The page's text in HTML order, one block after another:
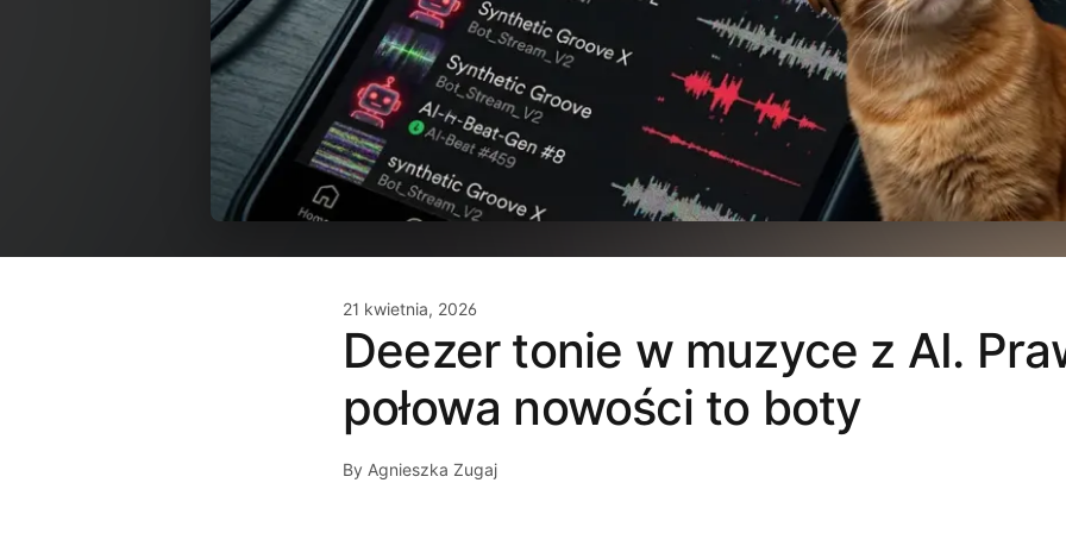
21 kwietnia, 2026
Deezer tonie w muzyce z AI.
połowa nowości to boty
By Agnieszka Zugaj